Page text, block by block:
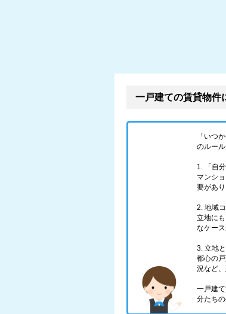
一戸建ての賃貸物件
「いつ
のルー
1. 「自
マンシ
要があ
2. 地域
立地に
なケー
3. 立地
都心の
況など
一戸建
分たち